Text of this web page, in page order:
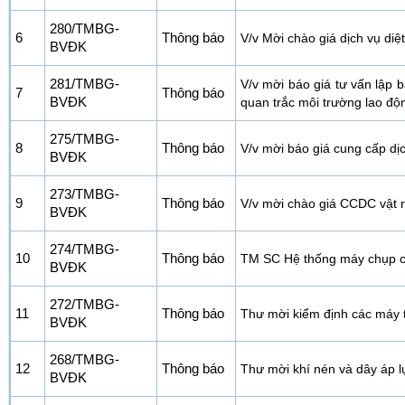
6
280/TMBG-
BVĐK
Thông báo V/v Mời chào giá dịch vụ
7
281/TMBG-
BVĐK
Thông báo
V/v mời báo giá tư vấn lập
quan trắc môi trường lao
8
275/TMBG-
BVĐK
Thông báo V/v mời báo giá cung cấp
9
273/TMBG-
BVĐK
Thông báo V/v mời chào giá CCDC vật
10
274/TMBG-
BVĐK
Thông báo TM SC Hệ thống máy chụp
11
272/TMBG-
BVĐK
Thông báo Thư mời kiểm định các máy
12
268/TMBG-
BVĐK
Thông báo Thư mời khí nén và dây áp